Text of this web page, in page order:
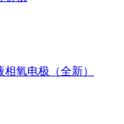
氧电极（全新）